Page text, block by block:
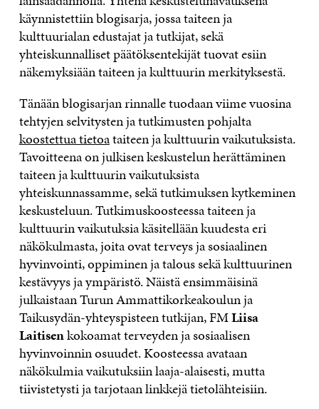
käynnistettiin blogisarja, jossa taiteen ja
kulttuurialan edustajat ja tutkijat, sekä
yhteiskunnalliset päätöksentekijät tuovat esiin
näkemyksiään taiteen ja kulttuurin merkityksestä.
Tänään blogisarjan rinnalle tuodaan viime vuosina
tehtyjen selvitysten ja tutkimusten pohjalta
koostettua tietoataiteen ja kulttuurin vaikutuksista.
Tavoitteena on julkisen keskustelun herättäminen
taiteen ja kulttuurin vaikutuksista
yhteiskunnassamme, sekä tutkimuksen kytkeminen
keskusteluun. Tutkimuskoosteessa taiteen ja
kulttuurin vaikutuksia käsitellään kuudesta eri
näkökulmasta, joita ovat terveys ja sosiaalinen
hyvinvointi, oppiminen ja talous sekä kulttuurinen
kestävyys ja ympäristö. Näistä ensimmäisinä
julkaistaan Turun Ammattikorkeakoulun ja
Taikusydän-yhteyspisteen tutkijan, FMLiisa
Laitisenkokoamat terveyden ja sosiaalisen
hyvinvoinnin osuudet. Koosteessa avataan
näkökulmia vaikutuksiin laaja-alaisesti, mutta
tiivistetysti ja tarjotaan linkkejä tietolähteisiin.